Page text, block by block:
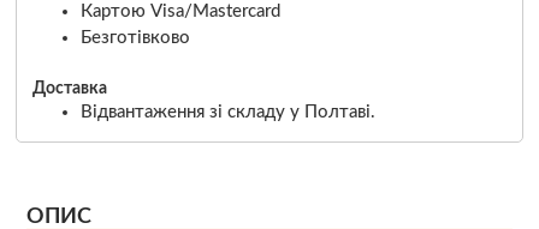
Картою Visa/Mastercard
Безготівково
Доставка
Відвантаження зі складу у Полтаві.
ОПИС